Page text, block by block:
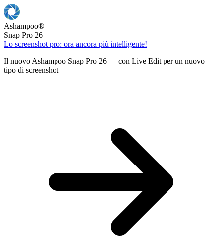
Ashampoo®
Snap Pro 26
Lo screenshot pro: ora ancora più intelligente!
Il nuovo Ashampoo Snap Pro 26 — con Live Edit per un nuovo
tipo di screenshot